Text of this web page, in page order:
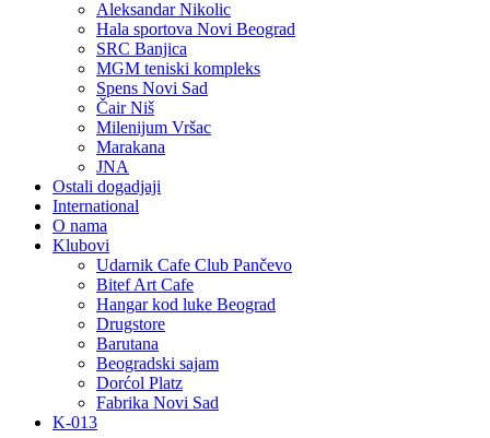
Aleksandar Nikolic
Hala sportova Novi Beograd
SRC Banjica
MGM teniski kompleks
Spens Novi Sad
Čair Niš
Milenijum Vršac
Marakana
JNA
Ostali dogadjaji
International
O nama
Klubovi
Udarnik Cafe Club Pančevo
Bitef Art Cafe
Hangar kod luke Beograd
Drugstore
Barutana
Beogradski sajam
Dorćol Platz
Fabrika Novi Sad
K-013